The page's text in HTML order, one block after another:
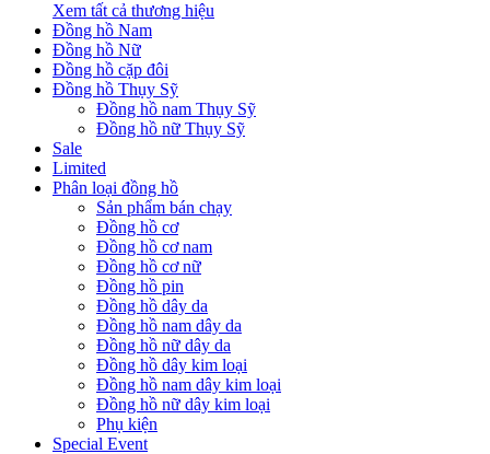
Xem tất cả thương hiệu
Đồng hồ Nam
Đồng hồ Nữ
Đồng hồ cặp đôi
Đồng hồ Thụy Sỹ
Đồng hồ nam Thụy Sỹ
Đồng hồ nữ Thụy Sỹ
Sale
Limited
Phân loại đồng hồ
Sản phẩm bán chạy
Đồng hồ cơ
Đồng hồ cơ nam
Đồng hồ cơ nữ
Đồng hồ pin
Đồng hồ dây da
Đồng hồ nam dây da
Đồng hồ nữ dây da
Đồng hồ dây kim loại
Đồng hồ nam dây kim loại
Đồng hồ nữ dây kim loại
Phụ kiện
Special Event